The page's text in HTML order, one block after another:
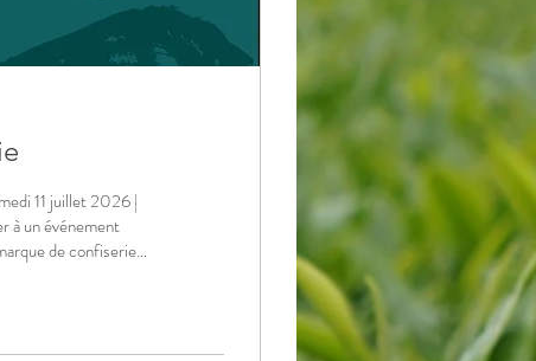
11 juillet 2026 |
un événement
de confiserie